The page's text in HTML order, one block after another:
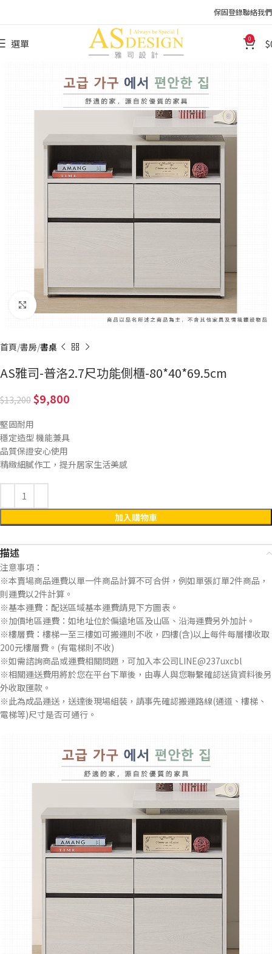
保固登錄聯絡我們
選單 0
Click to enlarge
首頁 書房 書桌
AS雅司-普洛2.7尺功能側櫃-80*40*69.5cm
13,200 9,800
堅固耐用
穩定造型 機能兼具
品質保證安心使用
精緻細膩作工，提升居家生活美感
加入購物車
描述
注意事項：
※本賣場商品運費以單一件商品計算不可合併，例如單張訂單2件商品，
則運費以2件計算。
※基本運費：配送區域基本運費請見下方圖表。
※加價地區運費：如地址位於偏遠地區及山區、沿海運費另外加計。
※樓層費：樓梯一至三樓如可搬運則不收，四樓(含)以上每件每層樓收取
200元樓層費。(有電梯則不收)
※如需諮詢商品或運費相關問題，可加入本公司LINE@237uxcbl
※相關運送費用將於您在平台下單後，由專人與您聯繫確認送貨資料後另
外收取匯款。
※此為成品運送，送達後現場組裝，請事先確認搬運路線(通道、樓梯、
電梯等)尺寸是否可通行。